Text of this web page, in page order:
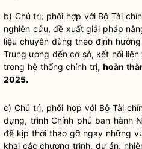
b) Chủ trì, phối hợp với Bộ Tài
nghiên cứu, đề xuất giải pháp
liệu chuyên dùng theo định
Trung ương đến cơ sở, kết nối
trong hệ thống chính trị, hoàn
2025.
c) Chủ trì, phối hợp với Bộ Tài
dựng, trình Chính phủ ban hành
để kịp thời tháo gỡ ngay những
khai các chương trình, dự án,